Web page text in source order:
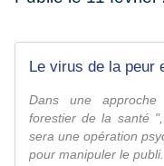
Le virus de la peur
Dans une
forestier de la santé
sera une opération
pour manipuler le